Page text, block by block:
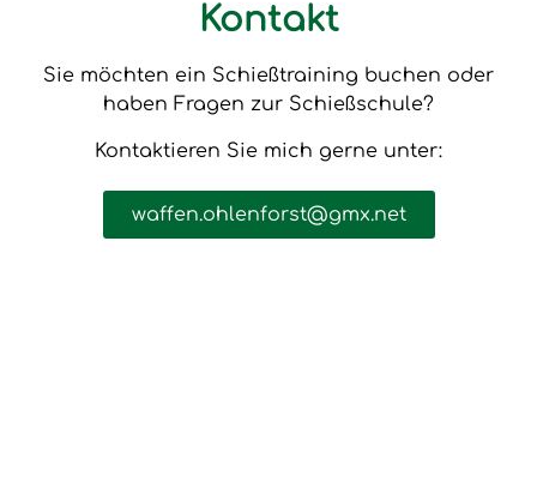
Kontakt
Sie möchten ein Schießtraining buchen oder
haben Fragen zur Schießschule?
Kontaktieren Sie mich gerne unter:
waffen.ohlenforst@gmx.net